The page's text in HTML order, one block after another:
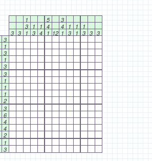
1 5
3
3
1 1 4 4 1 1
1
3 3 1 3 4 1 12 1 3 1 3 3 3
3
1
3
1
3
3
1
1
1
2
3
6
4
4
2
1
3